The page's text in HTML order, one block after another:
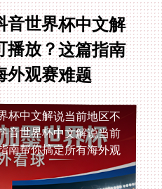
音世界杯中文解
播放？这篇指南
外观赛难题
杯中文解说当前地区不
音世界杯中文解说当前
篇指南帮你搞定所有海外观